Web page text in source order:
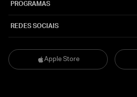
Apple Store
PROGRAMAS
REDES SOCIAIS